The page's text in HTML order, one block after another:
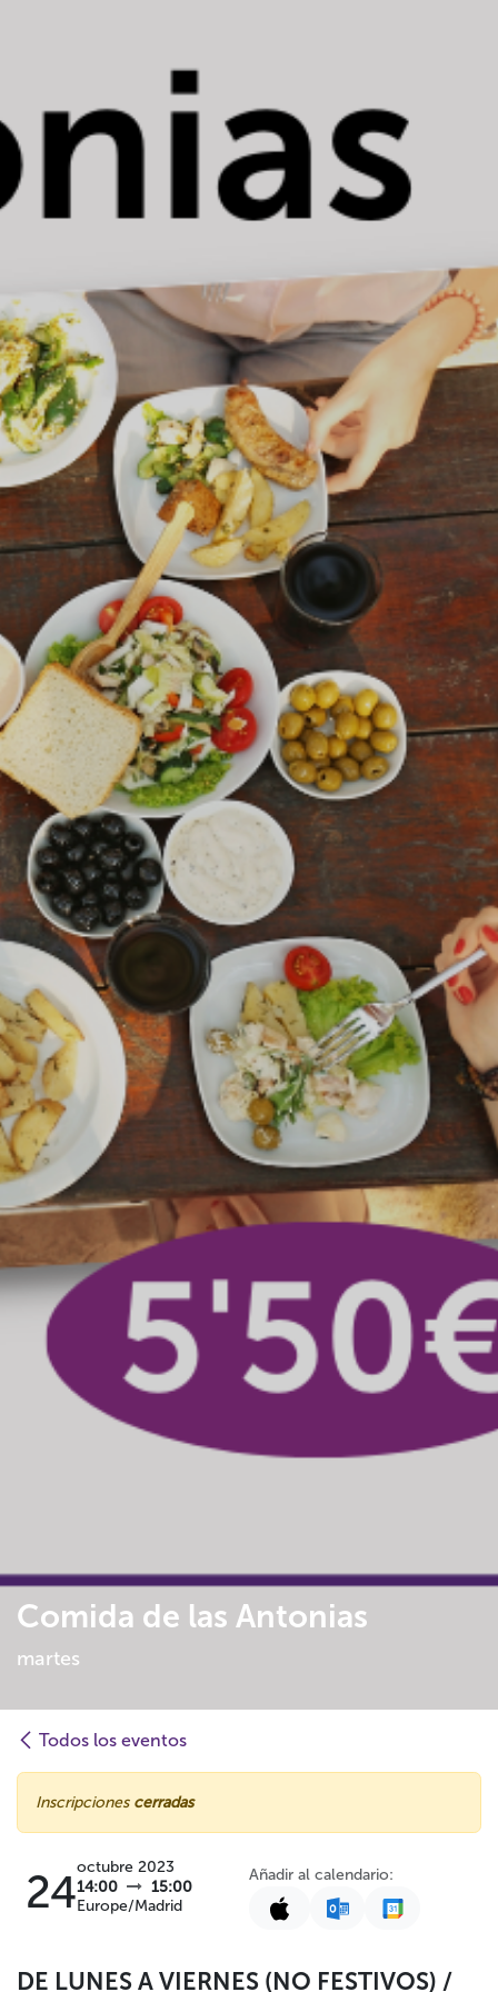
Comida de las Antonias
martes
Todos los eventos
Inscripciones cerradas
24octubre 2023
14:00
15:00
Europe/Madrid
Añadir al calendario:
DE LUNES A VIERNES (NO FESTIVOS) /